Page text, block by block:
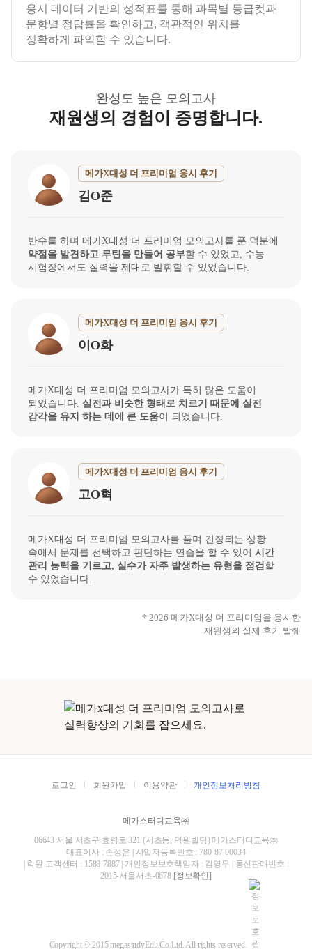
응시 데이터 기반의 성적표를 통해 과목별 등급컷과
문항별 정답률을 확인하고, 객관적인 위치를
정확하게 파악할 수 있습니다.
완성도 높은 모의고사
재원생의 경험이 증명합니다.
메가X대성 더 프리미엄 응시 후기
김O준
반수를 하며 메가X대성 더 프리미엄 모의고사를 푼 덕분에
약점을 발견하고 루틴을 만들어 공부할 수 있었고, 수능
시험장에서도 실력을 제대로 발휘할 수 있었습니다.
메가X대성 더 프리미엄 응시 후기
이O화
메가X대성 더 프리미엄 모의고사가 특히 많은 도움이
되었습니다. 실전과 비슷한 형태로 치르기 때문에 실전
감각을 유지 하는 데에 큰 도움이 되었습니다.
메가X대성 더 프리미엄 응시 후기
고O혁
메가X대성 더 프리미엄 모의고사를 풀며 긴장되는 상황
속에서 문제를 선택하고 판단하는 연습을 할 수 있어 시간
관리 능력을 기르고, 실수가 자주 발생하는 유형을 점검 할
수 있었습니다.
* 2026 메가X대성 더 프리미엄을 응시한
재원생의 실제 후기 발췌
로그인 회원가입 이용약관 개인정보처리방침
메가스터디교육㈜
06643 서울 서초구 효령로 321 (서초동, 덕원빌딩) 메가스터디교육㈜
대표이사 : 손성은 | 사업자등록번호 : 780-87-00034
| 학원 고객센터 : 1588-7887 | 개인정보보호책임자 : 김영무 | 통신판매번호 :
2015-서울서초-0678 [정보확인]
Copyright © 2015 megastudyEdu.Co.Ltd. All rights reserved.